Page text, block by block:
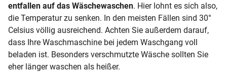
entfallen auf das Wäschewaschen. Hier lohnt es sich also,
die Temperatur zu senken. In den meisten Fällen sind 30°
Celsius völlig ausreichend. Achten Sie außerdem darauf,
dass Ihre Waschmaschine bei jedem Waschgang voll
beladen ist. Besonders verschmutzte Wäsche sollten Sie
eher länger waschen als heißer.